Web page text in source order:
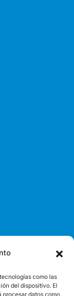
como las
del dispositivo. El
procesar datos como